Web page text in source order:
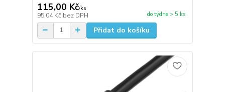
115,00 Kč/ks
95,04 Kč bez DPH do týdne > 5 ks
Přidat do košíku